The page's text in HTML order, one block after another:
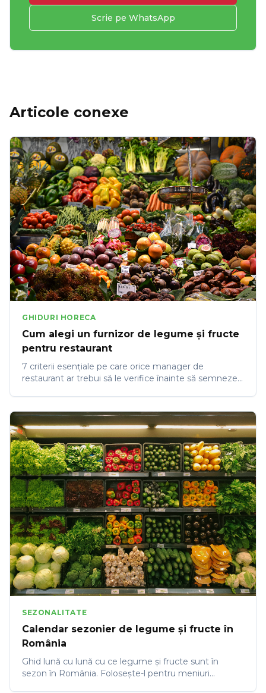
Scrie pe WhatsApp
Articole conexe
GHIDURI HORECA
Cum alegi un furnizor de legume și fructe
pentru restaurant
7 criterii esențiale pe care orice manager de
restaurant ar trebui să le verifice înainte să semneze
SEZONALITATE
Calendar sezonier de legume și fructe în
România
Ghid lună cu lună cu ce legume și fructe sunt în
sezon în România. Folosește-l pentru meniuri